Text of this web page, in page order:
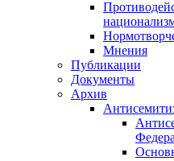
Мнения
Публикации
Документы
Архив